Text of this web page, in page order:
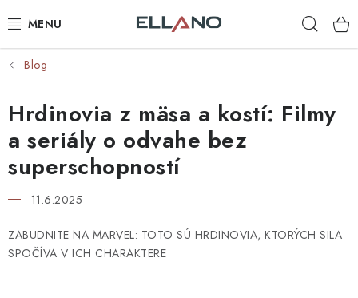
na
NOVINKY
PRÍJEM TV
ELEKTRO
ZÁHRADA
AUTO - MOTO - CYKLO
Blog
Hrdinovia z mäsa a kostí: Filmy
a seriály o odvahe bez
superschopností
11.6.2025
ZABUDNITE NA MARVEL: TOTO SÚ HRDINOVIA, KTORÝCH SILA
SPOČÍVA V ICH CHARAKTERE